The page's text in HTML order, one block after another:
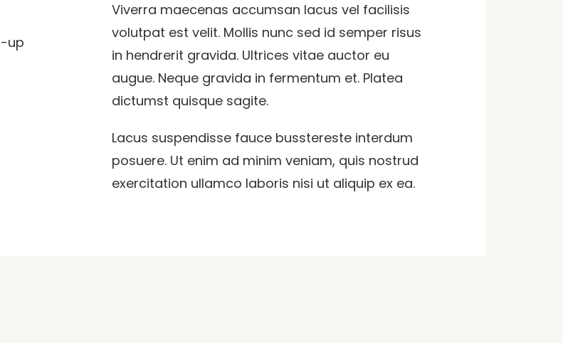
Viverra maecenas accumsan lacus vel facilisis
volutpat est velit. Mollis nunc sed id semper risus
in hendrerit gravida. Ultrices vitae auctor eu
augue. Neque gravida in fermentum et. Platea
dictumst quisque sagite.
Lacus suspendisse fauce busstereste interdum
posuere. Ut enim ad minim veniam, quis nostrud
exercitation ullamco laboris nisi ut aliquip ex ea.